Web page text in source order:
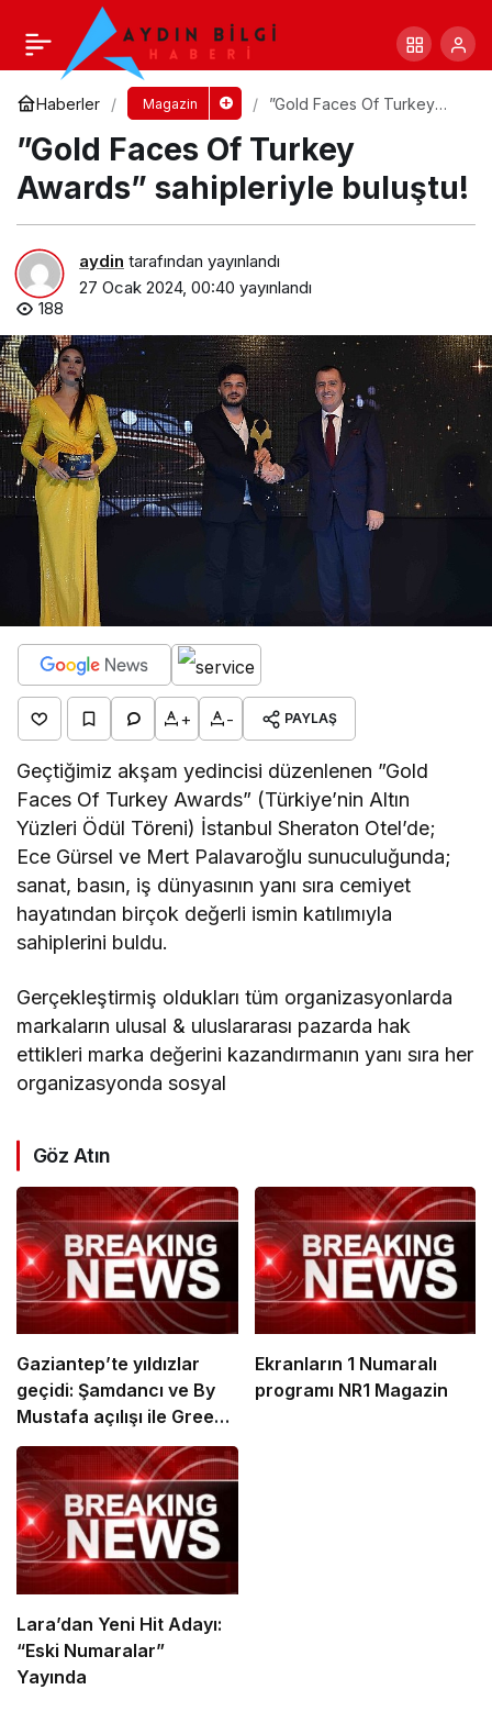
Haberler Magazin
”Gold Faces Of Turkey
buluştu!
”Gold Faces Of Turkey
Awards” sahipleriyle buluştu!
aydin tarafından yayınlandı
27 Ocak 2024, 00:40 yayınlandı
188
+ - PAYLAŞ
Geçtiğimiz akşam yedincisi düzenlenen ”Gold
Faces Of Turkey Awards” (Türkiye’nin Altın
Yüzleri Ödül Töreni) İstanbul Sheraton Otel’de;
Ece Gürsel ve Mert Palavaroğlu sunuculuğunda;
sanat, basın, iş dünyasının yanı sıra cemiyet
hayatından birçok değerli ismin katılımıyla
sahiplerini buldu.
Gerçekleştirmiş oldukları tüm organizasyonlarda
markaların ulusal & uluslararası pazarda hak
ettikleri marka değerini kazandırmanın yanı sıra her
organizasyonda sosyal
Göz Atın
Gaziantep’te yıldızlar
geçidi: Şamdancı ve By
Mustafa açılışı ile Green
Park’ta görkemli gala
Ekranların 1 Numaralı
programı NR1 Magazin
Lara’dan Yeni Hit Adayı:
“Eski Numaralar”
Yayında
Anttalks’un konuğu Müfit Can Saçıntı
Paylaş